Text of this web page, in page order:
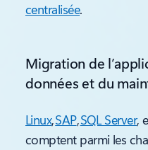
centralisée.
Migration de
données et du
Linux,SAP,SQL Server,
comptent parmi les